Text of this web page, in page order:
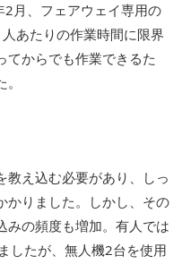
月、フェアウェイ専用の
あたりの作業時間に限界
てからでも作業できるた
教え込む必要があり、しっ
かりました。しかし、その
みの頻度も増加。有人では
したが、無人機2台を使用